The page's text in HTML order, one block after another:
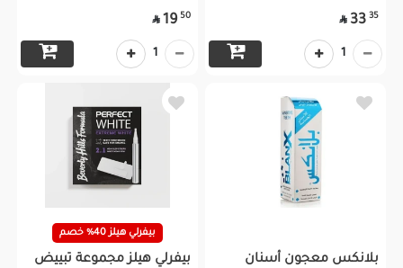
35
33

1
50
19

1
بلانكس معجون أسنان
بيفرلي هيلز 40% خصم
بيفرلي هيلز مجموعة تبييض